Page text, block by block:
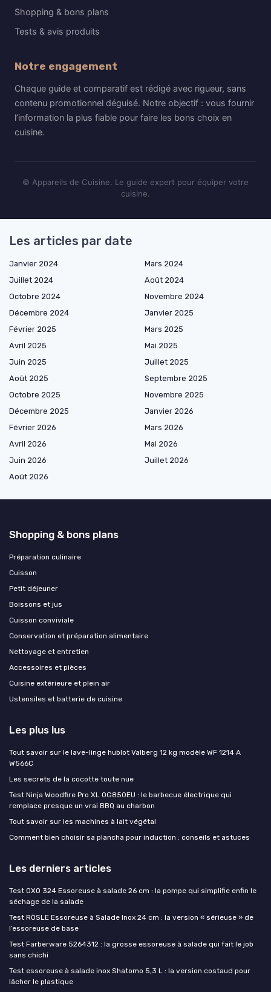
Shopping & bons plans
Tests & avis produits
Notre engagement
Chaque guide et comparatif est rédigé avec rigueur, sans
contenu promotionnel déguisé. Notre objectif : vous fournir
l’information la plus fiable pour faire les bons choix en
cuisine.
© Appareils de Cuisine. Le guide expert pour équiper votre
cuisine.
Les articles par date
Janvier 2024
Mars 2024
Juillet 2024
Août 2024
Octobre 2024
Novembre 2024
Décembre 2024
Janvier 2025
Février 2025
Mars 2025
Avril 2025
Mai 2025
Juin 2025
Juillet 2025
Août 2025
Septembre 2025
Octobre 2025
Novembre 2025
Décembre 2025
Janvier 2026
Février 2026
Mars 2026
Avril 2026
Mai 2026
Juin 2026
Juillet 2026
Août 2026
Shopping & bons plans
Préparation culinaire
Cuisson
Petit déjeuner
Boissons et jus
Cuisson conviviale
Conservation et préparation alimentaire
Nettoyage et entretien
Accessoires et pièces
Cuisine extérieure et plein air
Ustensiles et batterie de cuisine
Les plus lus
Tout savoir sur le lave-linge hublot Valberg 12 kg modèle WF 1214 A
W566C
Les secrets de la cocotte toute nue
Test Ninja Woodfire Pro XL OG850EU : le barbecue électrique qui
remplace presque un vrai BBQ au charbon
Tout savoir sur les machines à lait végétal
Comment bien choisir sa plancha pour induction : conseils et astuces
Les derniers articles
Test OXO 324 Essoreuse à salade 26 cm : la pompe qui simplifie enfin le
séchage de la salade
Test RÖSLE Essoreuse à Salade Inox 24 cm : la version « sérieuse » de
l’essoreuse de base
Test Farberware 5264312 : la grosse essoreuse à salade qui fait le job
sans chichi
Test essoreuse à salade inox Shatomo 5,3 L : la version costaud pour
lâcher le plastique